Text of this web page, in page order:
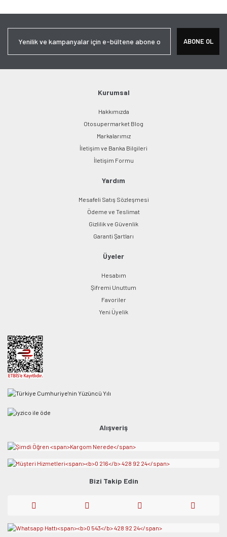
ABONE OL
Kurumsal
Hakkımızda
Otosupermarket Blog
Markalarımız
İletişim ve Banka Bilgileri
İletişim Formu
Yardım
Mesafeli Satış Sözleşmesi
Ödeme ve Teslimat
Gizlilik ve Güvenlik
Garanti Şartları
Üyeler
Hesabım
Şifremi Unuttum
Favoriler
Yeni Üyelik
Alışveriş
Bizi Takip Edin